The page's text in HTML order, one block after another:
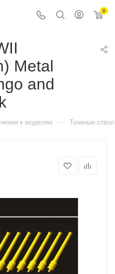
0
Metal
and
к моделям — Точеные